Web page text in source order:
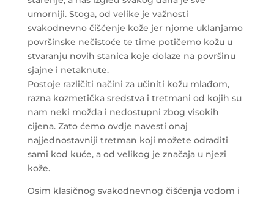
umorniji. Stoga, od velike je važnosti
svakodnevno čišćenje kože jer njome uklanjamo
površinske nečistoće te time potičemo kožu u
stvaranju novih stanica koje dolaze na površinu
sjajne i netaknute.
Postoje različiti načini za učiniti kožu mlađom,
razna kozmetička sredstva i tretmani od kojih su
nam neki možda i nedostupni zbog visokih
cijena. Zato ćemo ovdje navesti onaj
najjednostavniji tretman koji možete odraditi
sami kod kuće, a od velikog je značaja u njezi
kože.
Osim klasičnog svakodnevnog čišćenja vodom i